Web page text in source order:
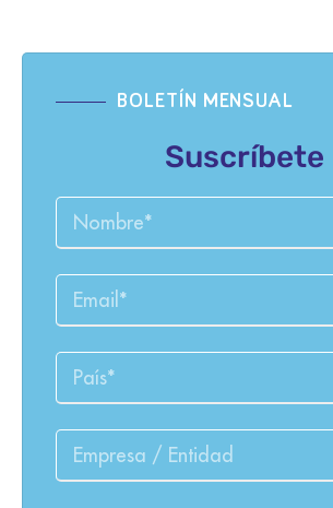
BOLETÍN MENSUAL
Suscríbete